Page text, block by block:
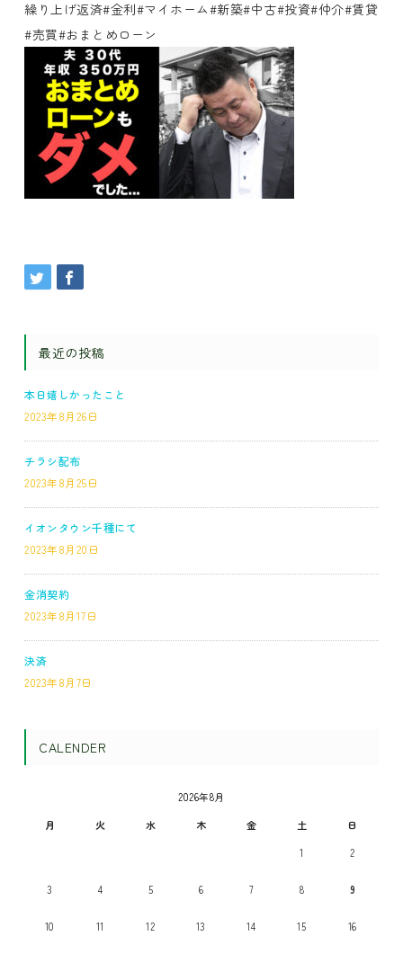
繰り上げ返済#金利#マイホーム#新築#中古#投資#仲介#賃貸
#売買#おまとめローン
最近の投稿
本日嬉しかったこと
2023年8月26日
チラシ配布
2023年8月25日
イオンタウン千種にて
2023年8月20日
金消契約
2023年8月17日
決済
2023年8月7日
CALENDER
2026年8月
月
火 水 木 金 土
日
1
2
3 4 5 6 7 8 9
10 11 12 13 14 15 16